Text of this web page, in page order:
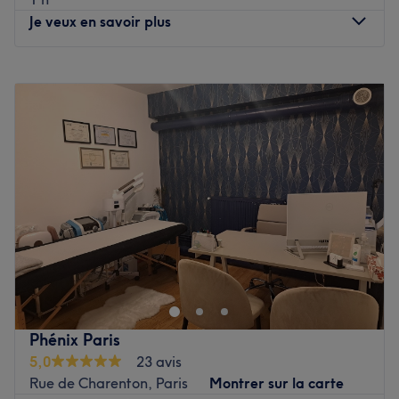
Je veux en savoir plus
11:00–20:00
11:00 –20:00
Jeudi
11:00 –20:00
Vendredi
11:00 – 20:00
11:00 –20:00
Fermé
Détendez-vous chez Relaxation ds, un salon de massage
niché dans le 12e arrondissement de Paris. Alexandra
vous propose une sélection de massages relaxants et
thérapeutiques, offrant une véritable oasis de calme et
de sérénité pour apaiser corps et esprit.
Transports publics les plus proches
À huit minutes de l'arrêt de métro Porte de Charenton.
Phénix Paris
5,0
23 avis
Rue de Charenton, Paris
Montrer sur la carte